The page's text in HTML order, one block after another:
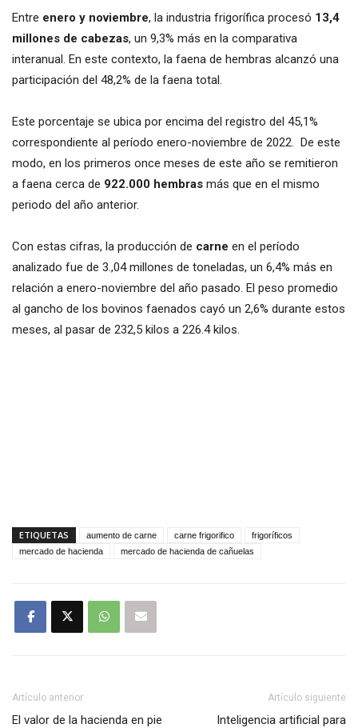
Entre enero y noviembre, la industria frigorífica procesó 13,4
millones de cabezas, un 9,3% más en la comparativa
interanual. En este contexto, la faena de hembras alcanzó una
participación del 48,2% de la faena total.
Este porcentaje se ubica por encima del registro del 45,1%
correspondiente al período enero-noviembre de 2022. De este
modo, en los primeros once meses de este año se remitieron
a faena cerca de 922.000 hembras más que en el mismo
periodo del año anterior.
Con estas cifras, la producción de carne en el período
analizado fue de 3.,04 millones de toneladas, un 6,4% más en
relación a enero-noviembre del año pasado. El peso promedio
al gancho de los bovinos faenados cayó un 2,6% durante estos
meses, al pasar de 232,5 kilos a 226.4 kilos.
ETIQUETAS aumento de carne carne frigorifico
frigoríficos
mercado de hacienda
mercado de hacienda de cañuelas
Artículo anterior
El valor de la hacienda en pie
Artículo siguiente
Inteligencia artificial para